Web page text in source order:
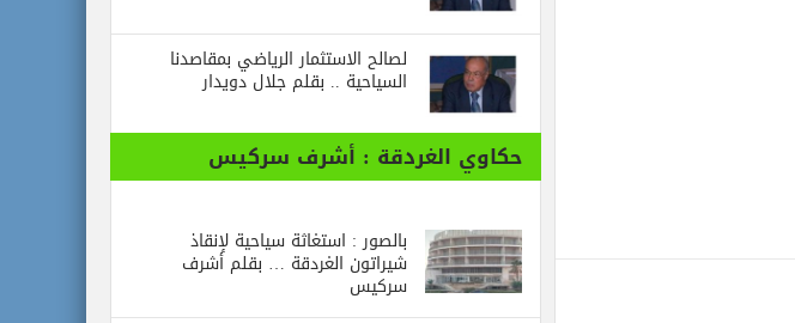
لصالح الاستثمار الرياضي بمقاصدنا
السياحية .. بقلم جلال دويدار
حكاوي الغردقة : أشرف سركيس
بالصور : استغاثة سياحية لإنقاذ
شيراتون الغردقة … بقلم أشرف
سركيس